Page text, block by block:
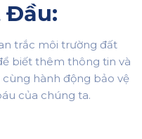
Đầu:
trắc môi trường đất
biết thêm thông tin và
hành động bảo vệ
của chúng ta.